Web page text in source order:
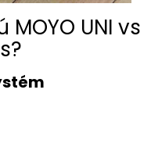
UNI vs